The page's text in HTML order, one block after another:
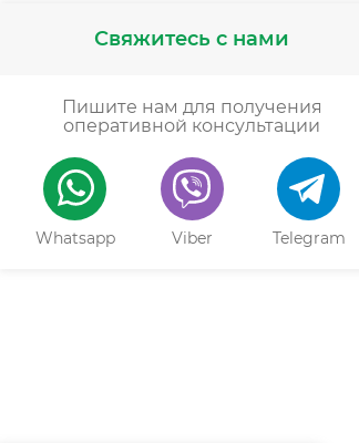
Свяжитесь с нами
Пишите нам для получения
оперативной консультации
Whatsapp Viber Telegram